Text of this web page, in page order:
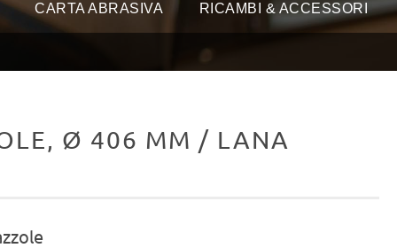
CARTA ABRASIVA RICAMBI & ACCESSORI
Ø 406 MM / LANA